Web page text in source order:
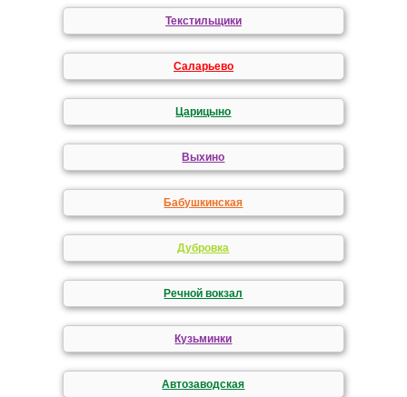
Текстильщики
Саларьево
Царицыно
Выхино
Бабушкинская
Дубровка
Речной вокзал
Кузьминки
Автозаводская